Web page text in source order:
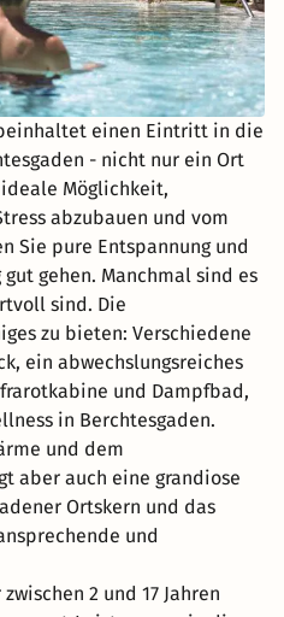
einen Eintritt in die
- nicht nur ein Ort
Möglichkeit,
abzubauen und vom
Sie pure Entspannung und
gehen. Manchmal sind es
sind. Die
zu bieten: Verschiedene
ein abwechslungsreiches
und Dampfbad,
in Berchtesgaden.
und dem
aber auch eine grandiose
Ortskern und das
und
2 und 17 Jahren